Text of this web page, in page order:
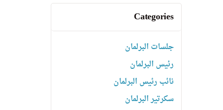
Categories
جلسات البرلمان
رئیس البرلمان
نائب رئیس البرلمان
سكرتیر البرلمان